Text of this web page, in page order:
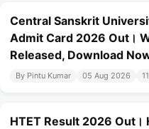
Central Sanskrit
Admit Card 2026 Out।
Released, Download
By Pintu Kumar 05 Aug 2026
HTET Result 2026 Out।